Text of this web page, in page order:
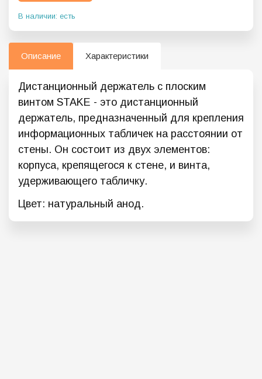
В наличии: есть
Описание Характеристики
Дистанционный держатель с плоским
винтом STAKE - это дистанционный
держатель, предназначенный для крепления
информационных табличек на расстоянии от
стены. Он состоит из двух элементов:
корпуса, крепящегося к стене, и винта,
удерживающего табличку.
Цвет: натуральный анод.